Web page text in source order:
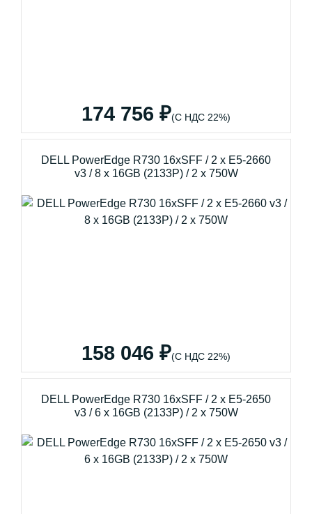
174 756 ₽(С НДС 22%)
DELL PowerEdge R730 16xSFF / 2 x E5-2660
v3 / 8 x 16GB (2133P) / 2 x 750W
158 046 ₽(С НДС 22%)
DELL PowerEdge R730 16xSFF / 2 x E5-2650
v3 / 6 x 16GB (2133P) / 2 x 750W